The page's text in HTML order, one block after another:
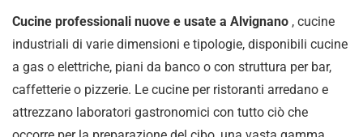
Cucine professionali nuove e usate a Alvignano , cucine
industriali di varie dimensioni e tipologie, disponibili cucine
a gas o elettriche, piani da banco o con struttura per bar,
caffetterie o pizzerie. Le cucine per ristoranti arredano e
attrezzano laboratori gastronomici con tutto ciò che